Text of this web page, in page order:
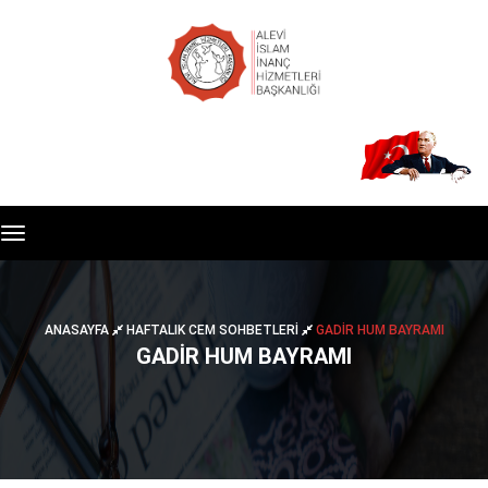
Toggle
navigation
ANASAYFA HAFTALIK CEM SOHBETLERI GADİR HUM BAYRAMI
GADİR HUM BAYRAMI